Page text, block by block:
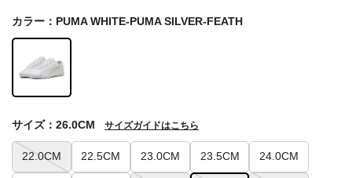
カラー：PUMA WHITE-PUMA SILVER-FEATH
22.0CM 22.5CM 23.0CM 23.5CM 24.0CM
サイズ：26.0CM サイズガイドはこちら